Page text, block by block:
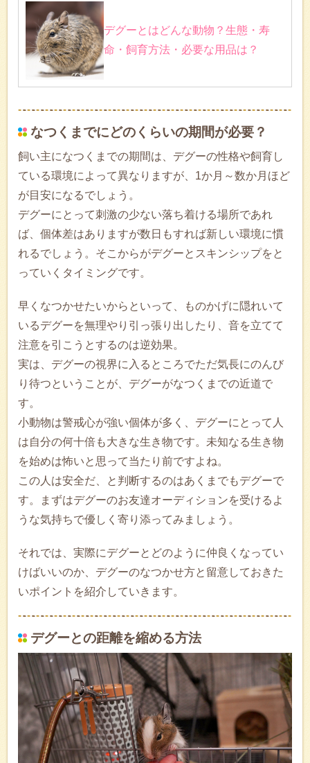
デグーとはどんな動物？生態・寿
命・飼育方法・必要な用品は？
なつくまでにどのくらいの期間が必要？
飼い主になつくまでの期間は、デグーの性格や飼育し
ている環境によって異なりますが、1か月～数か月ほど
が目安になるでしょう。
デグーにとって刺激の少ない落ち着ける場所であれ
ば、個体差はありますが数日もすれば新しい環境に慣
れるでしょう。そこからがデグーとスキンシップをと
っていくタイミングです。
早くなつかせたいからといって、ものかげに隠れいて
いるデグーを無理やり引っ張り出したり、音を立てて
注意を引こうとするのは逆効果。
実は、デグーの視界に入るところでただ気長にのんび
り待つということが、デグーがなつくまでの近道で
す。
小動物は警戒心が強い個体が多く、デグーにとって人
は自分の何十倍も大きな生き物です。未知なる生き物
を始めは怖いと思って当たり前ですよね。
この人は安全だ、と判断するのはあくまでもデグーで
す。まずはデグーのお友達オーディションを受けるよ
うな気持ちで優しく寄り添ってみましょう。
それでは、実際にデグーとどのように仲良くなってい
けばいいのか、デグーのなつかせ方と留意しておきた
いポイントを紹介していきます。
デグーとの距離を縮める方法